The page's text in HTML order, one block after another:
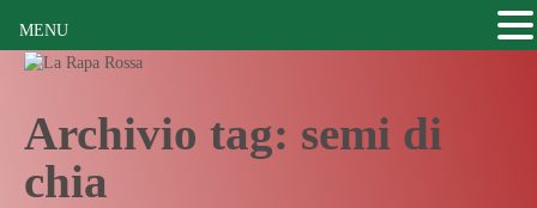
Archivio tag: semi di
chia
MENU